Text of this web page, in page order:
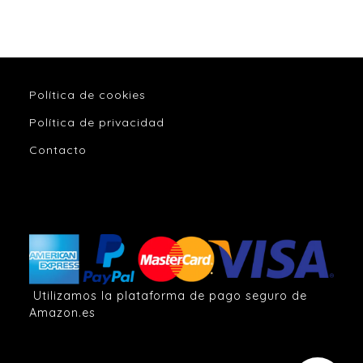
Política de cookies
Política de privacidad
Contacto
Utilizamos la plataforma de pago seguro de
Amazon.es